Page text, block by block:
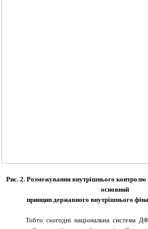
Рис. 2. Розмежування внутрішнього контролю
основний
принцип державного внутрішнього
Тобто сьогодні національна система